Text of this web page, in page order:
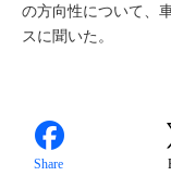
の方向性について、
スに聞いた。
Share